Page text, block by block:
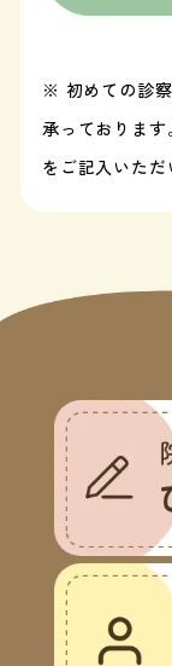
※ 初めての診
承っておりま
をご記入いただ